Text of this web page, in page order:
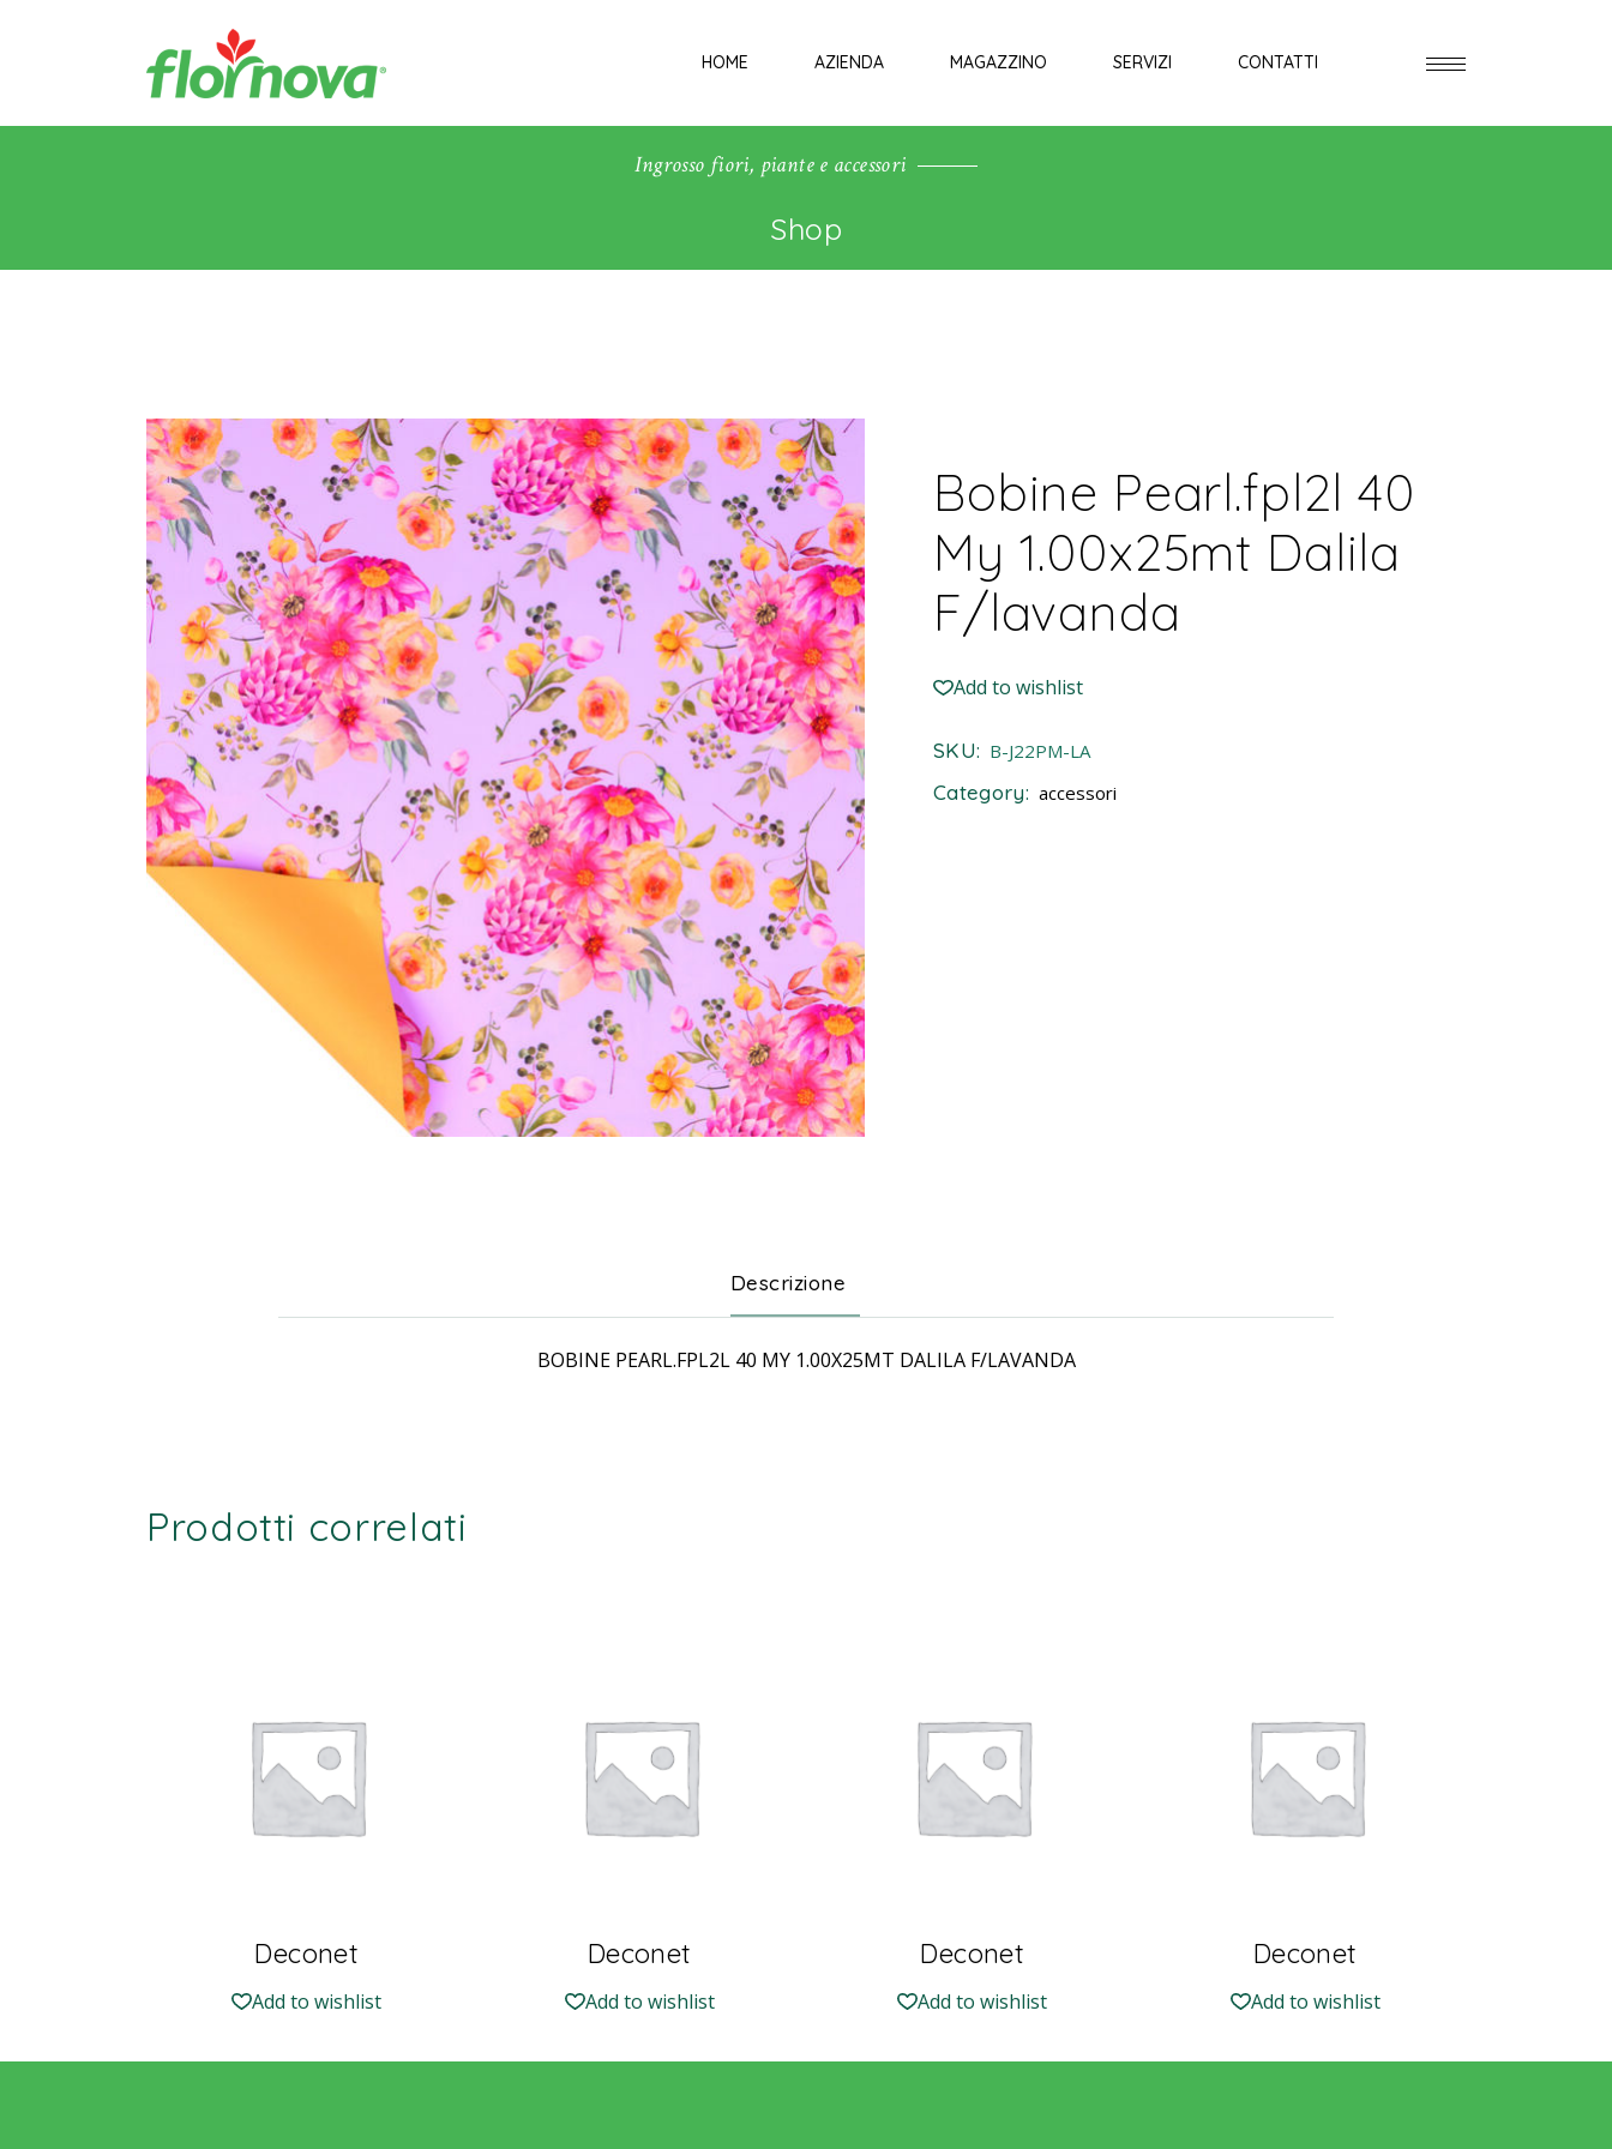
HOME AZIENDA MAGAZZINO SERVIZI CONTATTI
Ingrosso fiori, piante e accessori
Shop
Bobine Pearl.fpl2l 40
My 1.00x25mt Dalila
F/lavanda
Add to wishlist
SKU: B-J22PM-LA
Category: accessori
Descrizione
BOBINE PEARL.FPL2L 40 MY 1.00X25MT DALILA F/LAVANDA
Prodotti correlati
Deconet
Add to wishlist
Deconet
Add to wishlist
Deconet
Add to wishlist
Deconet
Add to wishlist